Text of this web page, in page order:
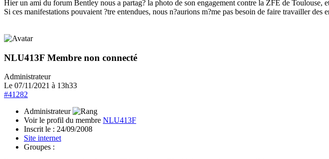
Hier un ami du forum Bentley nous a partag? la photo de son engagement contre la ZFE de Toulouse,
Si ces manifestations pouvaient ?tre entendues, nous n?aurions m?me pas besoin de faire travailler
NLU413F Membre non connecté
Administrateur
Le 07/11/2021 à 13h33
#41282
Administrateur
Voir le profil du membre NLU413F
Inscrit le : 24/09/2008
Site internet
Groupes :